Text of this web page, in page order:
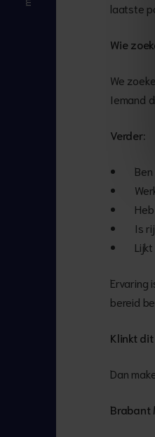
laatste
Wie
We
Iemand
Verder:
Is
Ervaring
bereid
Klinkt
Dan
Brabant